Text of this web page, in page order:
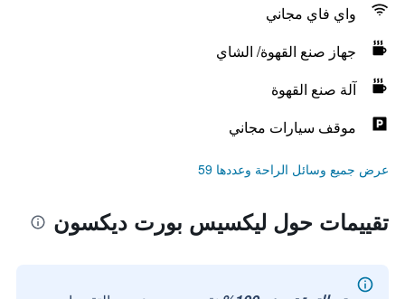
واي فاي مجاني
جهاز صنع القهوة/ الشاي
آلة صنع القهوة
موقف سيارات مجاني
عرض جميع وسائل الراحة وعددها 59
تقييمات حول ليكسيس بورت ديكسون